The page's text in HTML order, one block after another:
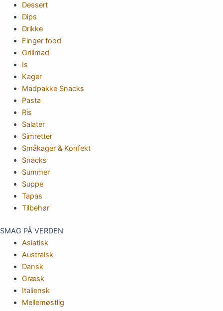
Dessert
Dips
Drikke
Finger food
Grillmad
Is
Kager
Madpakke Snacks
Pasta
Ris
Salater
Simretter
Småkager & Konfekt
Snacks
Summer
Suppe
Tapas
Tilbehør
SMAG PÅ VERDEN
Asiatisk
Australsk
Dansk
Græsk
Italiensk
Mellemøstlig